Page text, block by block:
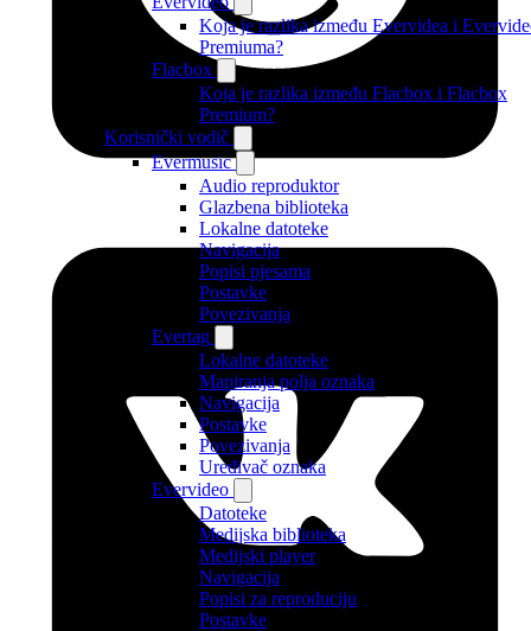
Koja je razlika između Evervidea i
Premiuma?
Flacbox
Koja je razlika između Flacbox i Flacbox
Premium?
Korisnički vodič
Evermusic
Audio reproduktor
Glazbena biblioteka
Lokalne datoteke
Navigacija
Popisi pjesama
Postavke
Povezivanja
Evertag
Lokalne datoteke
Mapiranja polja oznaka
Navigacija
Postavke
Povezivanja
Uređivač oznaka
Evervideo
Datoteke
Medijska biblioteka
Medijski player
Navigacija
Popisi za reproduciju
Postavke